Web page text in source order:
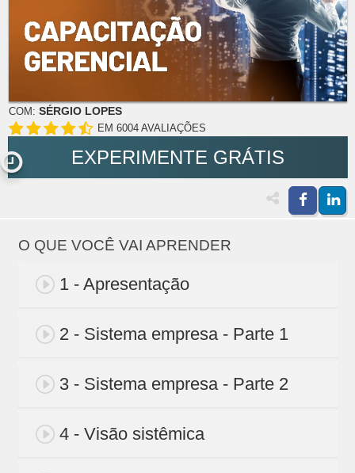
COM: SÉRGIO LOPES
EM 6004 AVALIAÇÕES
EXPERIMENTE GRÁTIS
O QUE VOCÊ VAI APRENDER
1 - Apresentação
2 - Sistema empresa - Parte 1
3 - Sistema empresa - Parte 2
4 - Visão sistêmica